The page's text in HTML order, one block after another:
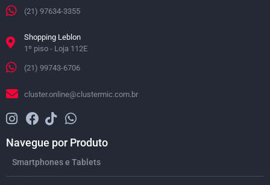
(21) 97634-3355
Shopping Leblon
1º piso - Loja 112E
(21) 99743-6706
cluster.online@clustermic.com.br
Navegue por Produto
Smartphones e Tablets